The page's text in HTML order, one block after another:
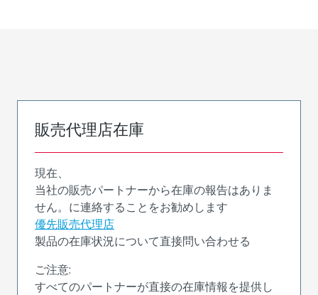
販売代理店在庫
現在、
当社の販売パートナーから在庫の報告はありま
せん。に連絡することをお勧めします
優先販売代理店
製品の在庫状況について直接問い合わせる
ご注意:
すべてのパートナーが直接の在庫情報を提供し